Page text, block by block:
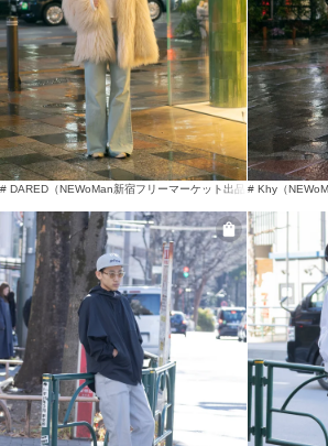
# DARED（NEWoMan新宿フリーマーケット出品アイテム）#
# Khy（